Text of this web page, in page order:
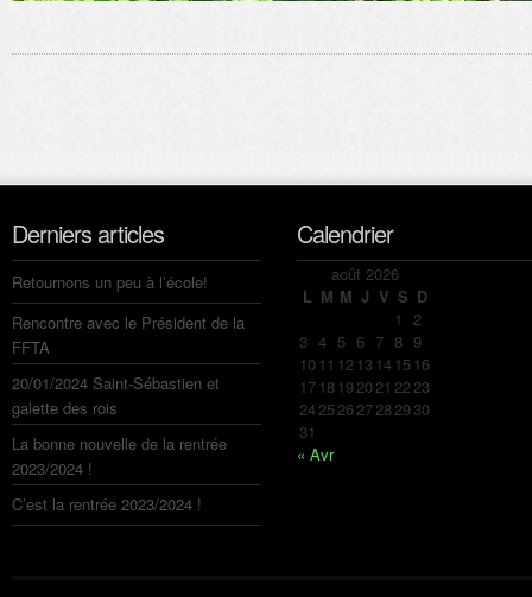
Derniers articles
Retournons un peu à l’école!
Rencontre avec le Président de la
FFTA
20/01/2024 Saint-Sébastien et
galette des rois
La bonne nouvelle de la rentrée
2023/2024 !
C’est la rentrée 2023/2024 !
Calendrier
août 2026
L M M J V S D
1 2
3 4 5 6 7 8 9
10 11 12 13 14 15 16
17 18 192021 2223
24252627282930
31
« Avr